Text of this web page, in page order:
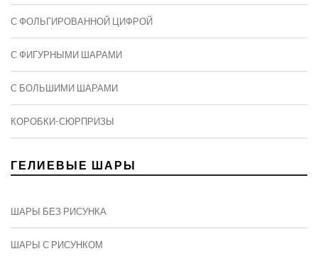
С ФОЛЬГИРОВАННОЙ ЦИФРОЙ
С ФИГУРНЫМИ ШАРАМИ
C БОЛЬШИМИ ШАРАМИ
КОРОБКИ-СЮРПРИЗЫ
ГЕЛИЕВЫЕ ШАРЫ
ШАРЫ БЕЗ РИСУНКА
ШАРЫ С РИСУНКОМ